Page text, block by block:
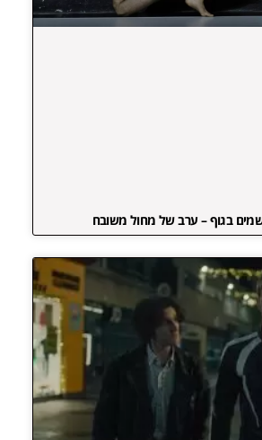
בגוף – ערב של מחול משובח